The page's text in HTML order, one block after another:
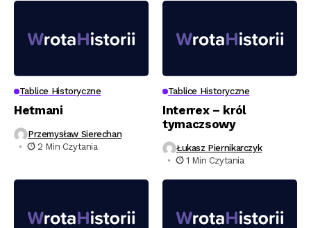
Tablice Historyczne
Hetmani
Przemysław Sierechan
2 Min Czytania
Tablice Historyczne
Interrex – król
tymaczsowy
Łukasz Piernikarczyk
1 Min Czytania